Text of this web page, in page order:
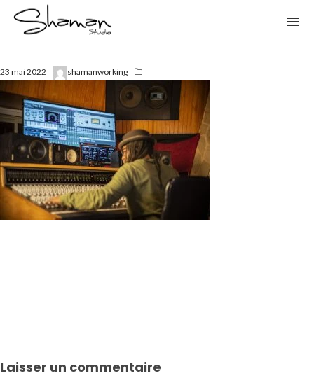
23 mai 2022 shamanworking
Laisser un commentaire